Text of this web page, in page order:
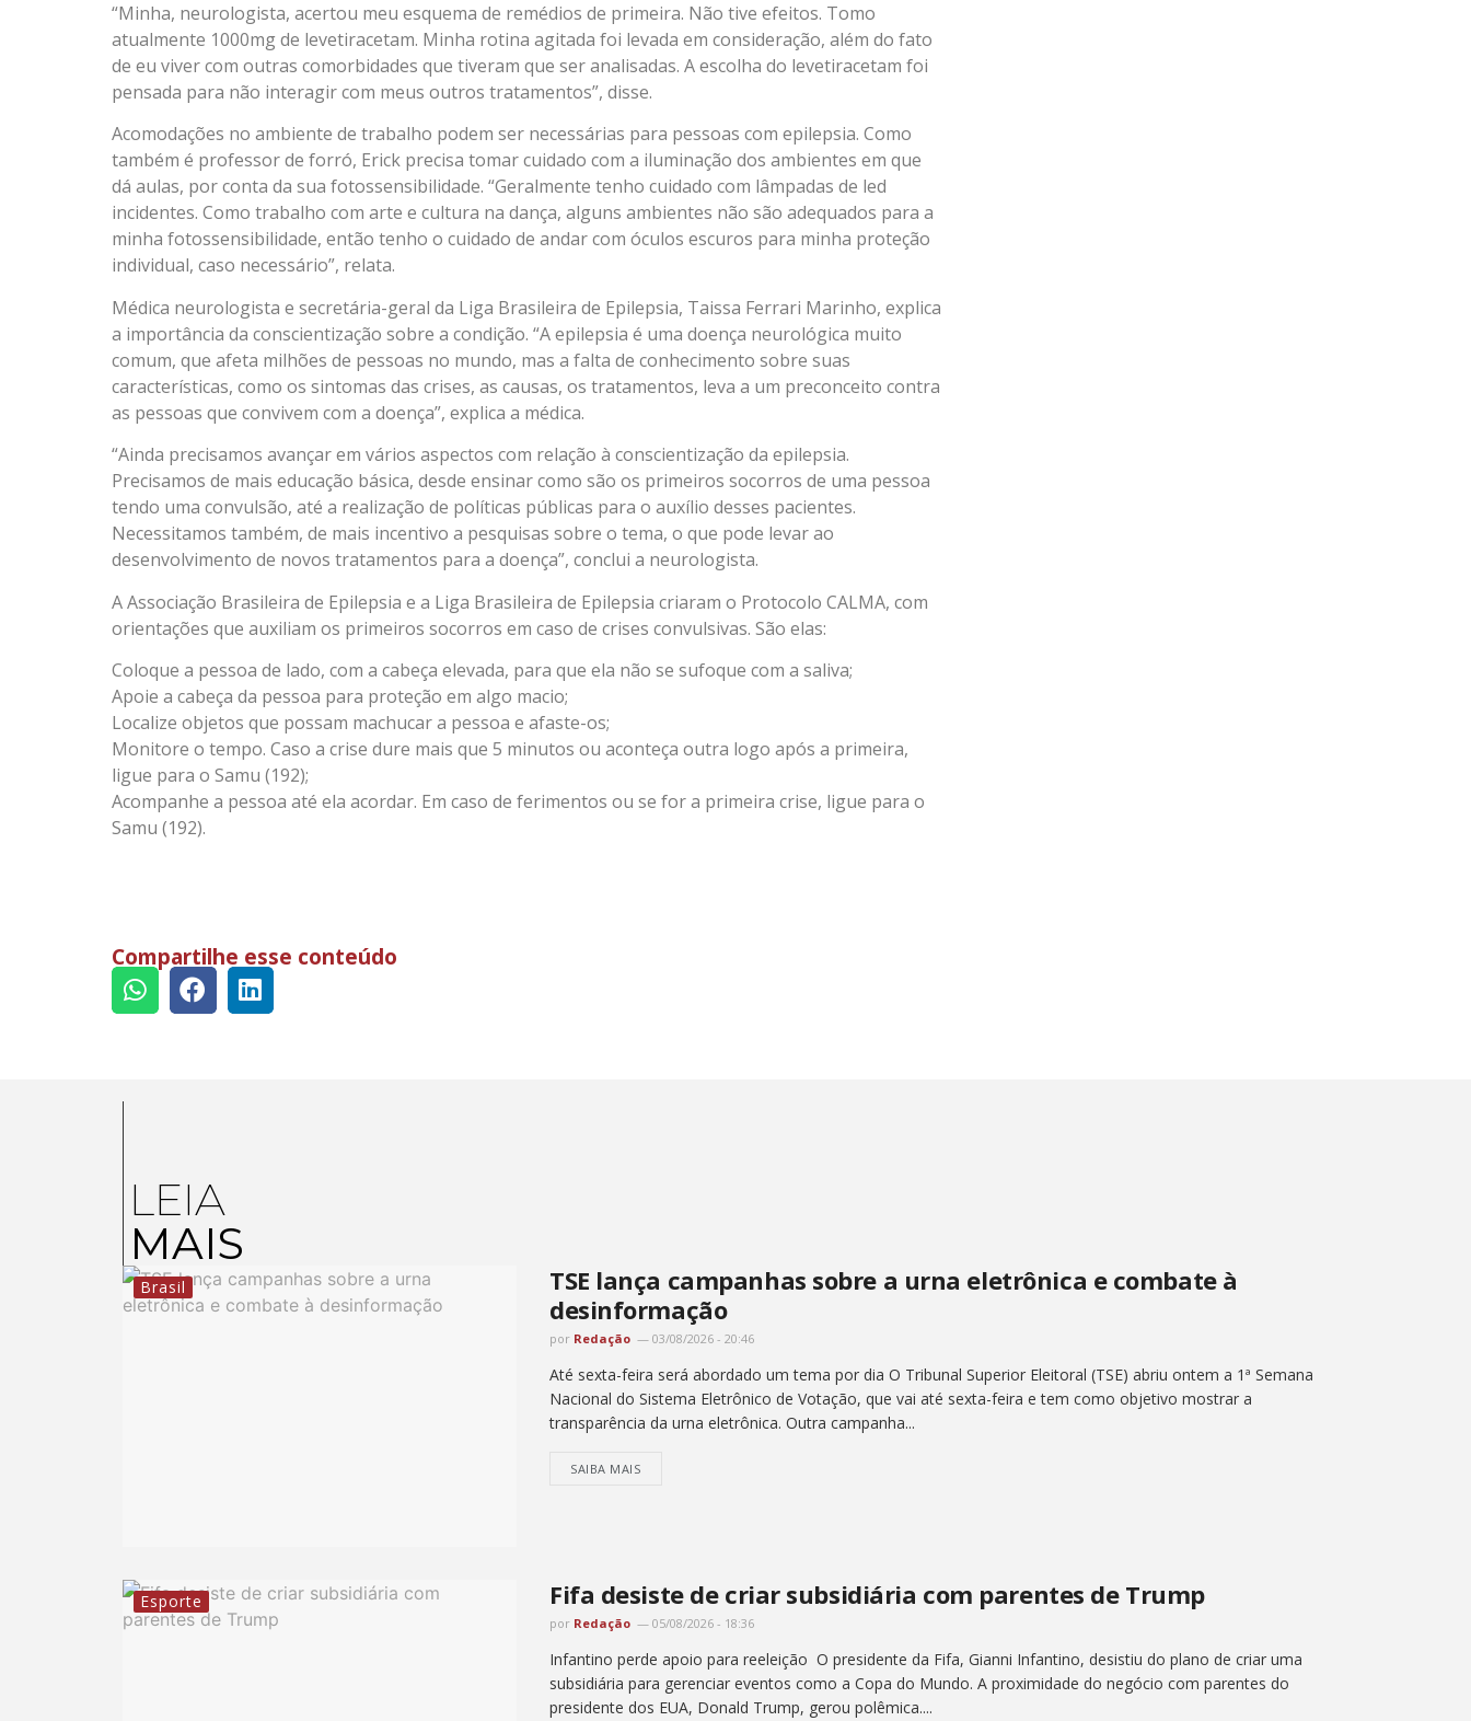
“Minha, neurologista, acertou meu esquema de remédios de primeira. Não tive efeitos. Tomo
atualmente 1000mg de levetiracetam. Minha rotina agitada foi levada em consideração, além do fato
de eu viver com outras comorbidades que tiveram que ser analisadas. A escolha do levetiracetam foi
pensada para não interagir com meus outros tratamentos”, disse.
Acomodações no ambiente de trabalho podem ser necessárias para pessoas com epilepsia. Como
também é professor de forró, Erick precisa tomar cuidado com a iluminação dos ambientes em que
dá aulas, por conta da sua fotossensibilidade. “Geralmente tenho cuidado com lâmpadas de led
incidentes. Como trabalho com arte e cultura na dança, alguns ambientes não são adequados para a
minha fotossensibilidade, então tenho o cuidado de andar com óculos escuros para minha proteção
individual, caso necessário”, relata.
Médica neurologista e secretária-geral da Liga Brasileira de Epilepsia, Taissa Ferrari Marinho, explica
a importância da conscientização sobre a condição. “A epilepsia é uma doença neurológica muito
comum, que afeta milhões de pessoas no mundo, mas a falta de conhecimento sobre suas
características, como os sintomas das crises, as causas, os tratamentos, leva a um preconceito contra
as pessoas que convivem com a doença”, explica a médica.
“Ainda precisamos avançar em vários aspectos com relação à conscientização da epilepsia.
Precisamos de mais educação básica, desde ensinar como são os primeiros socorros de uma pessoa
tendo uma convulsão, até a realização de políticas públicas para o auxílio desses pacientes.
Necessitamos também, de mais incentivo a pesquisas sobre o tema, o que pode levar ao
desenvolvimento de novos tratamentos para a doença”, conclui a neurologista.
A Associação Brasileira de Epilepsia e a Liga Brasileira de Epilepsia criaram o Protocolo CALMA, com
orientações que auxiliam os primeiros socorros em caso de crises convulsivas. São elas:
Coloque a pessoa de lado, com a cabeça elevada, para que ela não se sufoque com a saliva;
Apoie a cabeça da pessoa para proteção em algo macio;
Localize objetos que possam machucar a pessoa e afaste-os;
Monitore o tempo. Caso a crise dure mais que 5 minutos ou aconteça outra logo após a primeira,
ligue para o Samu (192);
Acompanhe a pessoa até ela acordar. Em caso de ferimentos ou se for a primeira crise, ligue para o
Samu (192).
Compartilhe esse conteúdo
LEIA
MAIS
Brasil
TSE lança campanhas sobre a urna eletrônica e combate à
desinformação
por Redação 03/08/2026 - 20:46
Até sexta-feira será abordado um tema por dia O Tribunal Superior Eleitoral (TSE) abriu ontem a 1ª Semana
Nacional do Sistema Eletrônico de Votação, que vai até sexta-feira e tem como objetivo mostrar a
transparência da urna eletrônica. Outra campanha...
SAIBA MAIS
Esporte Fifa desiste de criar subsidiária com parentes de Trump
por Redação 05/08/2026 - 18:36
Infantino perde apoio para reeleição O presidente da Fifa, Gianni Infantino, desistiu do plano de criar uma
subsidiária para gerenciar eventos como a Copa do Mundo. A proximidade do negócio com parentes do
presidente dos EUA, Donald Trump, gerou polêmica....